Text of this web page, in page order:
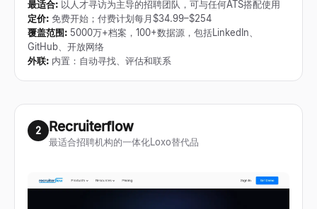
最适合: 以人才寻访为主导的招聘团队，可与任何ATS搭配使用
定价: 免费开始；付费计划每月$34.99–$254
覆盖范围: 5000万+档案，100+数据源，包括LinkedIn、
GitHub、开放网络
外联: 内置：自动寻找、评估和联系
2 Recruiterflow
最适合招聘机构的一体化Loxo替代品